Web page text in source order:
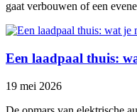
gaat verbouwen of een
Een laadpaal thuis:
19 mei 2026